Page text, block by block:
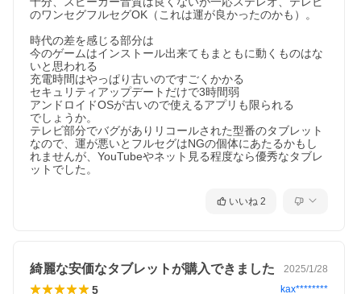
のワンセグフルセグOK（これは運が良かったのかも）。
時代の差を感じる部分は
今のゲームはインストール出来てもまともに動くものはな
いと思われる
充電時間はやっぱり古いのですごくかかる
セキュリティアップデートだけで3時間弱
アンドロイドOSが古いので使えるアプリも限られる
でしょうか。
テレビ部分でバグがありリコールされた型番のタブレット
なので、運が悪いとフルセグはNGの個体にあたるかもし
れませんが、YouTubeやネット見る程度なら優秀なタブレ
いいね 2
綺麗な安価なタブレットが購入できました 2025/1/28
5 kax********